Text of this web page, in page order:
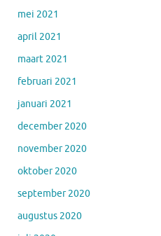
mei 2021
april 2021
maart 2021
februari 2021
januari 2021
december 2020
november 2020
oktober 2020
september 2020
augustus 2020